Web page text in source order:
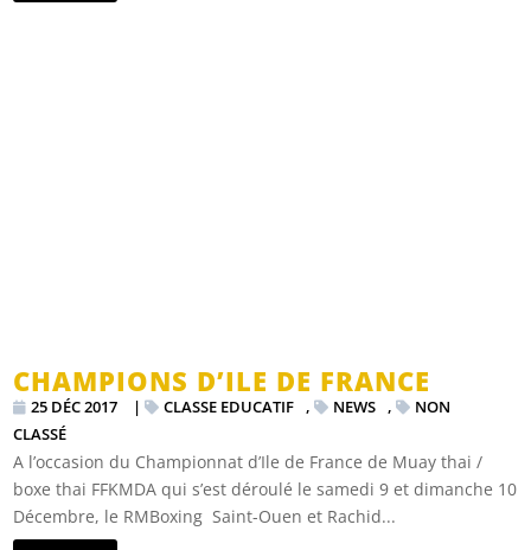
CHAMPIONS D’ILE DE FRANCE
25 DÉC 2017 | CLASSE EDUCATIF , NEWS ,
NON
CLASSÉ
A l’occasion du Championnat d’Ile de France de Muay thai /
boxe thai FFKMDA qui s’est déroulé le samedi 9 et dimanche 10
Décembre, le RMBoxing Saint-Ouen et Rachid...